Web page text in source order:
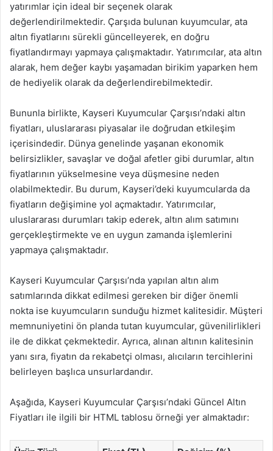
yatırımlar için ideal bir seçenek olarak
değerlendirilmektedir. Çarşıda bulunan kuyumcular, ata
altın fiyatlarını sürekli güncelleyerek, en doğru
fiyatlandırmayı yapmaya çalışmaktadır. Yatırımcılar, ata altın
alarak, hem değer kaybı yaşamadan birikim yaparken hem
de hediyelik olarak da değerlendirebilmektedir.
Bununla birlikte, Kayseri Kuyumcular Çarşısı’ndaki altın
fiyatları, uluslararası piyasalar ile doğrudan etkileşim
içerisindedir. Dünya genelinde yaşanan ekonomik
belirsizlikler, savaşlar ve doğal afetler gibi durumlar, altın
fiyatlarının yükselmesine veya düşmesine neden
olabilmektedir. Bu durum, Kayseri’deki kuyumcularda da
fiyatların değişimine yol açmaktadır. Yatırımcılar,
uluslararası durumları takip ederek, altın alım satımını
gerçekleştirmekte ve en uygun zamanda işlemlerini
yapmaya çalışmaktadır.
Kayseri Kuyumcular Çarşısı’nda yapılan altın alım
satımlarında dikkat edilmesi gereken bir diğer önemli
nokta ise kuyumcuların sunduğu hizmet kalitesidir. Müşteri
memnuniyetini ön planda tutan kuyumcular, güvenilirlikleri
ile de dikkat çekmektedir. Ayrıca, alınan altının kalitesinin
yanı sıra, fiyatın da rekabetçi olması, alıcıların tercihlerini
belirleyen başlıca unsurlardandır.
Aşağıda, Kayseri Kuyumcular Çarşısı’ndaki Güncel Altın
Fiyatları ile ilgili bir HTML tablosu örneği yer almaktadır: